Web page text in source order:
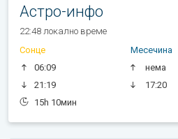
Астро-инфо
22:48 локално време
Сонце
06:09
21:19
15h 10мин
Месечина
нема
17:20